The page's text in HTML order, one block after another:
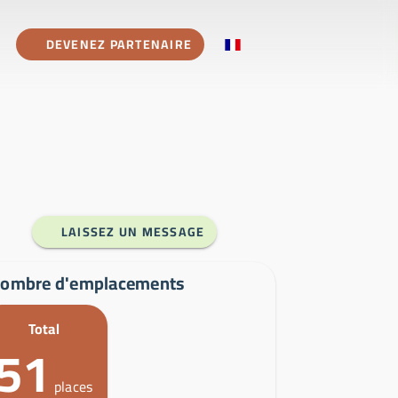
DEVENEZ PARTENAIRE
LAISSEZ UN MESSAGE
d'emplacements
Total
places